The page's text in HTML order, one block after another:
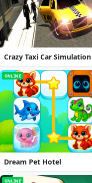
ONLINE
Dream Pet Hotel
ONLINE